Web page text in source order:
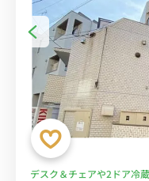
デスク＆チェアや2ドア冷